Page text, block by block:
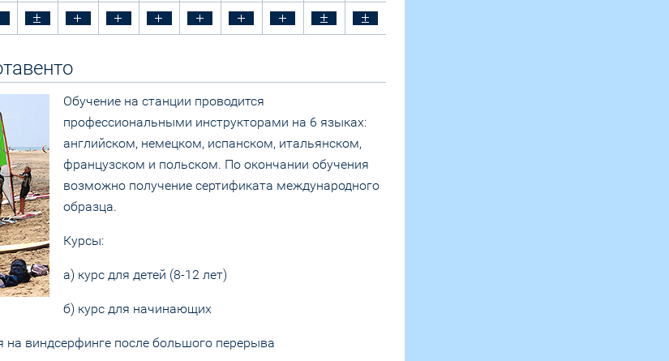
Обучение на станции проводится
профессиональными инструкторами на 6 языках:
английском, немецком, испанском, итальянском,
французском и польском. По окончании обучения
возможно получение сертификата международного
образца.
Курсы:
а) курс для детей (8-12 лет)
б) курс для начинающих
на виндсерфинге после большого перерыва